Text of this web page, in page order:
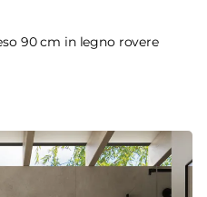
90 cm in legno rovere